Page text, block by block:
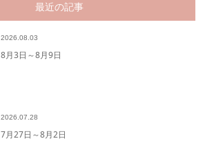
最近の記事
2026.08.03
8月3日～8月9日
2026.07.28
7月27日～8月2日